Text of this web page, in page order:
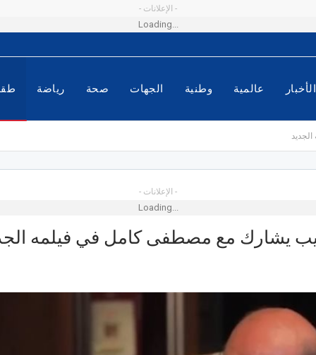
- الإعلانات -
Loading...
عالمية وطنية الجهات صحة رياضة
- الإعلانات -
Loading...
يشارك مع مصطفى كامل في فيلمه
سيدي الظاهر
مزيد التّطوير
الباجي